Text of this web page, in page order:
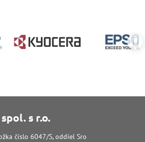
s r.o.
číslo 6047/S, oddiel Sro